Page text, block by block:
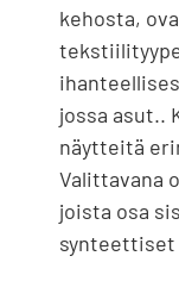
kehosta,
jossa asut..
näytteitä
Valittavana
joista osa
synteettiset